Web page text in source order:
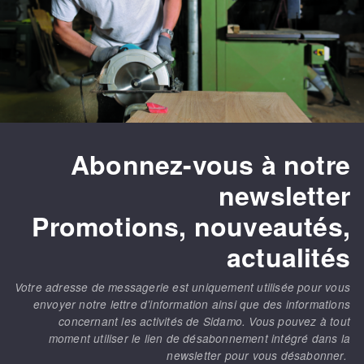
Pose des joints
Nettoyage
Mèches
Fraises carbure
Fers et plaquettes
Lames de scie à ruban
ABRASIVOS APLICADOS
Disques auto-agrippant
Patins
Bandes abrasives
Feuilles 230 x 280 mm
Eponges abrasive
DISCOS ABRASIVOS
Meules d'ébarbage
TRATAMENTO DA SUPERFÍCIE
Disques à lamelles
Abonnez-vous à notre
newsletter
Promotions, nouveautés,
actualités
Votre adresse de messagerie est uniquement utilisée pour vous
envoyer notre lettre d’information ainsi que des informations
concernant les activités de Sidamo. Vous pouvez à tout
moment utiliser le lien de désabonnement intégré dans la
newsletter pour vous désabonner.